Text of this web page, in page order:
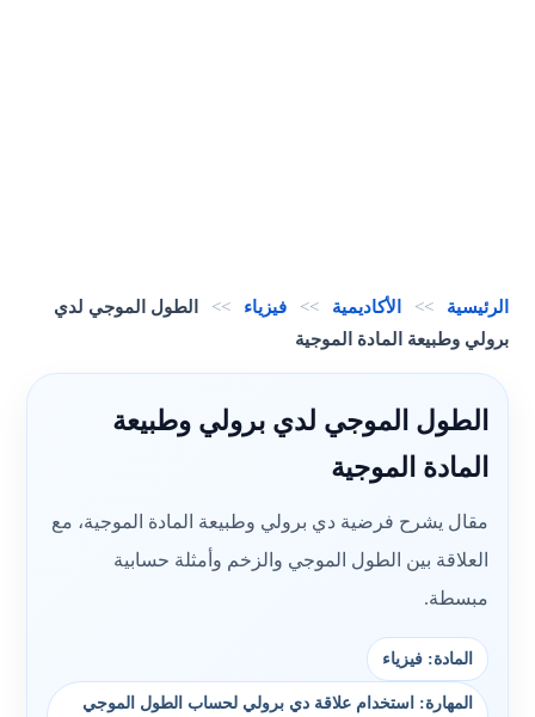
الرئيسية >> الأكاديمية >> فيزياء >>
الطول الموجي لدي
برولي وطبيعة المادة الموجية
الطول الموجي لدي برولي وطبيعة
المادة الموجية
مقال يشرح فرضية دي برولي وطبيعة المادة الموجية، مع
العلاقة بين الطول الموجي والزخم وأمثلة حسابية
مبسطة.
المادة: فيزياء
المهارة: استخدام علاقة دي برولي لحساب الطول الموجي